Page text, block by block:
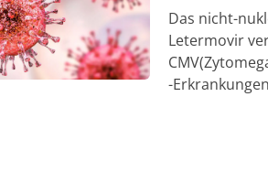
Das nicht-
Letermovir
-